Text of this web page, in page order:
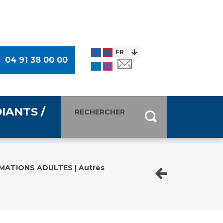
04 91 38 00 00
/
ADULTES | Autres